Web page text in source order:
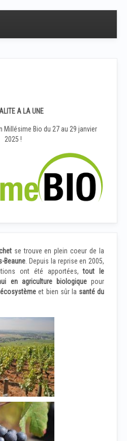
A LA UNE
Millésime Bio du 27 au 29 janvier
2025 !
se trouve en plein coeur de la
Beaune . Depuis la reprise en 2005,
ont été apportées, tout le
en agriculture biologiquepour
écosystème et bien sûr la santé du